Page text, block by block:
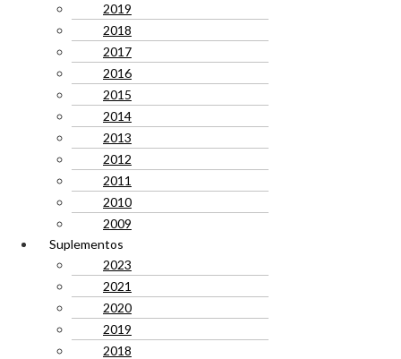
2019
2018
2017
2016
2015
2014
2013
2012
2011
2010
2009
Suplementos
2023
2021
2020
2019
2018